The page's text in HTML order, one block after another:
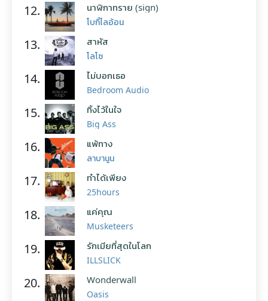
12. นาฬิกาทราย (sign)
โบกี้ไลอ้อน
13. สาหัส
โลโซ
14. ไม่บอกเธอ
Bedroom Audio
15. ทิ้งไว้ในใจ
Big Ass
16. แพ้ทาง
ลาบานูน
17. ทำได้เพียง
25hours
18. แค่คุณ
Musketeers
19. รักเมียที่สุดในโลก
ILLSLICK
20. Wonderwall
Oasis